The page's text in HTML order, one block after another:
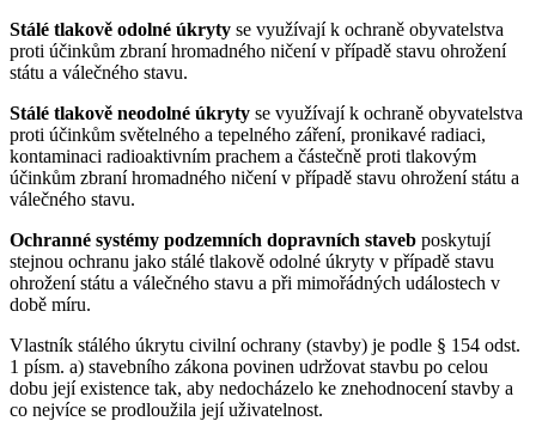
Stálé tlakově odolné úkryty se využívají k ochraně obyvatelstva
proti účinkům zbraní hromadného ničení v případě stavu ohrožení
státu a válečného stavu.
Stálé tlakově neodolné úkryty se využívají k ochraně obyvatelstva
proti účinkům světelného a tepelného záření, pronikavé radiaci,
kontaminaci radioaktivním prachem a částečně proti tlakovým
účinkům zbraní hromadného ničení v případě stavu ohrožení státu a
válečného stavu.
Ochranné systémy podzemních dopravních staveb poskytují
stejnou ochranu jako stálé tlakově odolné úkryty v případě stavu
ohrožení státu a válečného stavu a při mimořádných událostech v
době míru.
Vlastník stálého úkrytu civilní ochrany (stavby) je podle § 154 odst.
1 písm. a) stavebního zákona povinen udržovat stavbu po celou
dobu její existence tak, aby nedocházelo ke znehodnocení stavby a
co nejvíce se prodloužila její uživatelnost.